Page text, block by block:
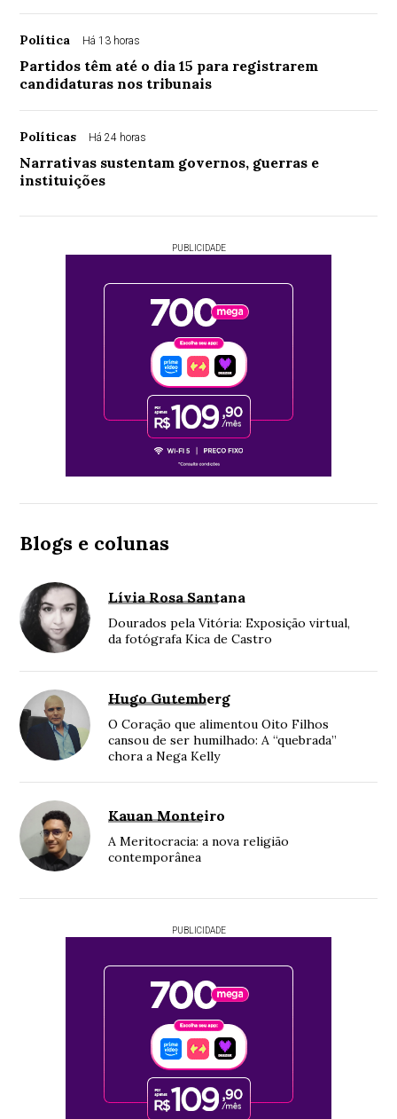
Política Há 13 horas
Partidos têm até o dia 15 para registrarem
candidaturas nos tribunais
Políticas Há 24 horas
Narrativas sustentam governos, guerras e
instituições
PUBLICIDADE
Blogs e colunas
Lívia Rosa Santana
Dourados pela Vitória: Exposição virtual,
da fotógrafa Kica de Castro
Hugo Gutemberg
O Coração que alimentou Oito Filhos
cansou de ser humilhado: A “quebrada”
chora a Nega Kelly
Kauan Monteiro
A Meritocracia: a nova religião
contemporânea
PUBLICIDADE